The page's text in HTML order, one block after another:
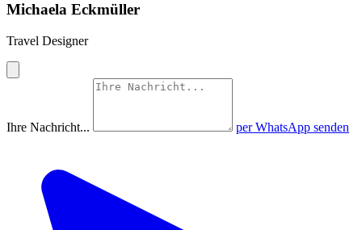
Michaela Eckmüller
Travel Designer
Ihre Nachricht... per WhatsApp senden